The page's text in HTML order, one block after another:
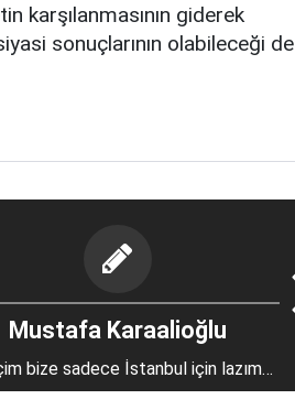
karşılanmasının giderek
sonuçlarının olabileceği de
Mustafa Karaalioğlu
bize sadece İstanbul için lazım
değil